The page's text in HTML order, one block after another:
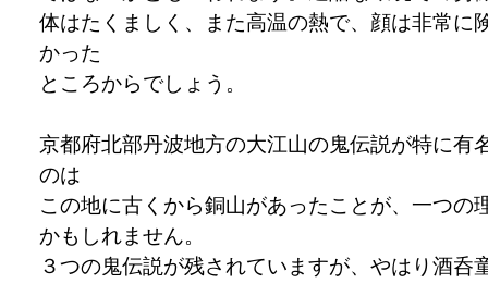
体はたくましく、また高温の熱で、顔は非常に
かった
ところからでしょう。
京都府北部丹波地方の大江山の鬼伝説が特に有
のは
この地に古くから銅山があったことが、一つの
かもしれません。
３つの鬼伝説が残されていますが、やはり酒呑